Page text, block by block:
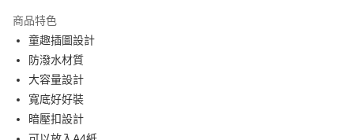
Apple Pay
街口支付
悠遊付
Google Pay
商品特色
童趣插圖設計
防潑水材質
大容量設計
寬底好好裝
暗壓扣設計